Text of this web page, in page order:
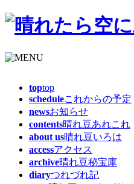
toptop
scheduleこれからの予定
newsお知らせ
contents晴れ豆あれこれ
about us晴れ豆いろは
accessアクセス
archive晴れ豆秘宝庫
diaryつれづれ記